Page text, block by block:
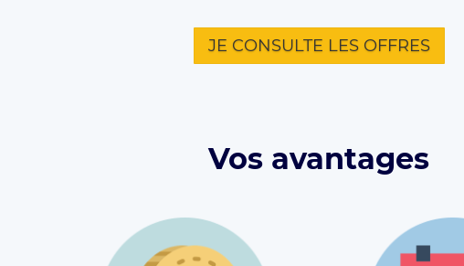
JE CONSULTE LES OFFRES
Vos avantages